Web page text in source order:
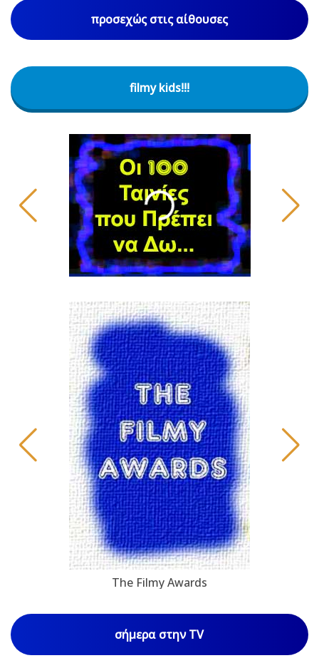
προσεχώς στις αίθουσες
filmy kids!!!
The Filmy Awards
σήμερα στην TV